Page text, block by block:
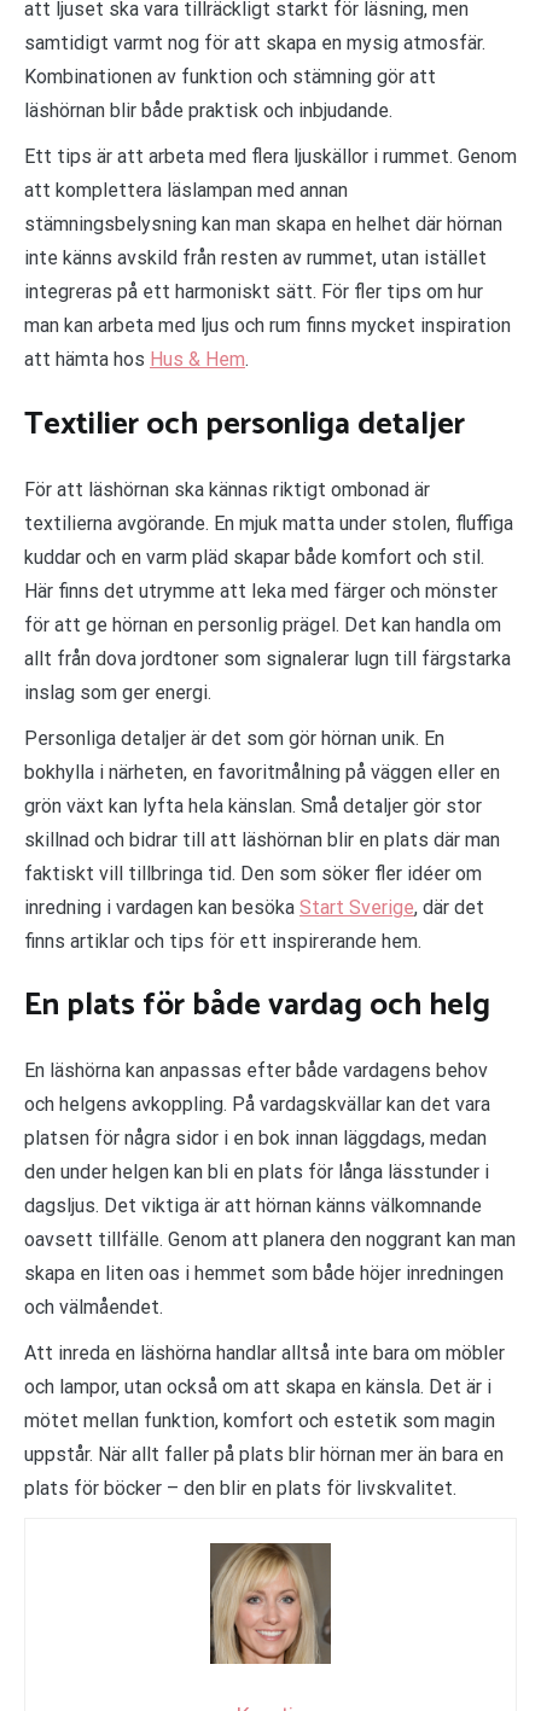
att ljuset ska vara tillräckligt starkt för läsning, men
samtidigt varmt nog för att skapa en mysig atmosfär.
Kombinationen av funktion och stämning gör att
läshörnan blir både praktisk och inbjudande.
Ett tips är att arbeta med flera ljuskällor i rummet. Genom
att komplettera läslampan med annan
stämningsbelysning kan man skapa en helhet där hörnan
inte känns avskild från resten av rummet, utan istället
integreras på ett harmoniskt sätt. För fler tips om hur
man kan arbeta med ljus och rum finns mycket inspiration
att hämta hos Hus & Hem.
Textilier och personliga detaljer
För att läshörnan ska kännas riktigt ombonad är
textilierna avgörande. En mjuk matta under stolen, fluffiga
kuddar och en varm pläd skapar både komfort och stil.
Här finns det utrymme att leka med färger och mönster
för att ge hörnan en personlig prägel. Det kan handla om
allt från dova jordtoner som signalerar lugn till färgstarka
inslag som ger energi.
Personliga detaljer är det som gör hörnan unik. En
bokhylla i närheten, en favoritmålning på väggen eller en
grön växt kan lyfta hela känslan. Små detaljer gör stor
skillnad och bidrar till att läshörnan blir en plats där man
faktiskt vill tillbringa tid. Den som söker fler idéer om
inredning i vardagen kan besöka Start Sverige, där det
finns artiklar och tips för ett inspirerande hem.
En plats för både vardag och helg
En läshörna kan anpassas efter både vardagens behov
och helgens avkoppling. På vardagskvällar kan det vara
platsen för några sidor i en bok innan läggdags, medan
den under helgen kan bli en plats för långa lässtunder i
dagsljus. Det viktiga är att hörnan känns välkomnande
oavsett tillfälle. Genom att planera den noggrant kan man
skapa en liten oas i hemmet som både höjer inredningen
och välmåendet.
Att inreda en läshörna handlar alltså inte bara om möbler
och lampor, utan också om att skapa en känsla. Det är i
mötet mellan funktion, komfort och estetik som magin
uppstår. När allt faller på plats blir hörnan mer än bara en
plats för böcker – den blir en plats för livskvalitet.